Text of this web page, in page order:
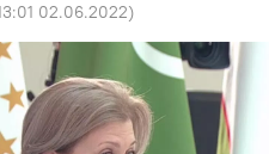
02.06.2022)